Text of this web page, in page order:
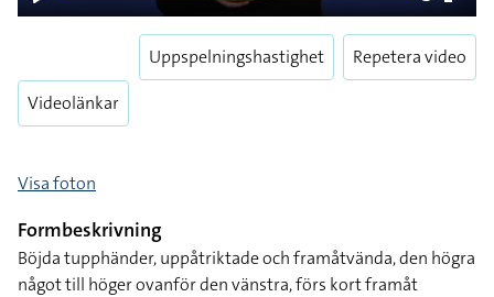
Play
Enter
Videolänkar
Uppspelningshastighet Repetera video
Visa foton
Formbeskrivning
Böjda tupphänder, uppåtriktade och framåtvända, den högra
något till höger ovanför den vänstra, förs kort framåt